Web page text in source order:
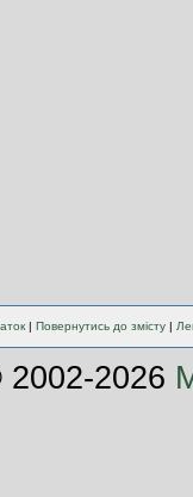
| Повернутись до змісту|
2002-2026